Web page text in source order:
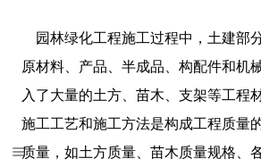
园林绿化工程施工过程中，土建部
原材料、产品、半成品、构配件和机
入了大量的土方、苗木、支架等工程
施工工艺和施工方法是构成工程质量
质量，如土方质量、苗木质量规格、